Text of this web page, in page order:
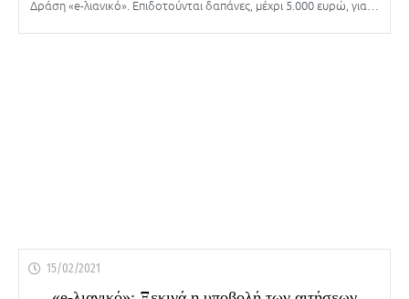
Δράση «e-λιανικό». Επιδοτούνται δαπάνες, μέχρι 5.000 ευρώ, για…
15/02/2021